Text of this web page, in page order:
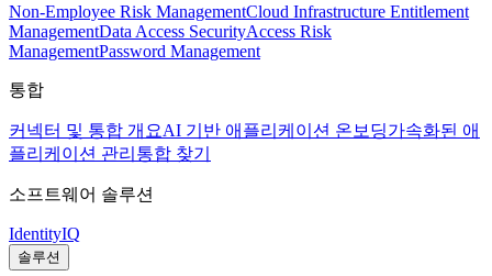
Non-Employee Risk ManagementCloud Infrastructure Entitlement
ManagementData Access SecurityAccess Risk
ManagementPassword Management
통합
커넥터 및 통합 개요AI 기반 애플리케이션 온보딩가속화된 애
플리케이션 관리 통합 찾기
소프트웨어 솔루션
IdentityIQ
솔루션